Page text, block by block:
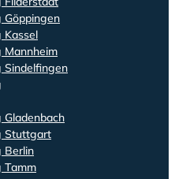
Stuttgart
Berlin